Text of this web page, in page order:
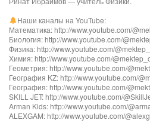
Наши каналы на YouTube:
Математика: http://www.youtube.com/
Биология: http://www.youtube.com/
Физика: http://www.youtube.com/
Химия: http://www.youtube.com/
Геометрия: http://www.youtube.com/
География KZ: http://www.youtube.com/
География: http://www.youtube.com/
SKILL JET: http://www.youtube.com/
Arman Kids: http://www.youtube.com/
ALEXGAM: http://www.youtube.com/